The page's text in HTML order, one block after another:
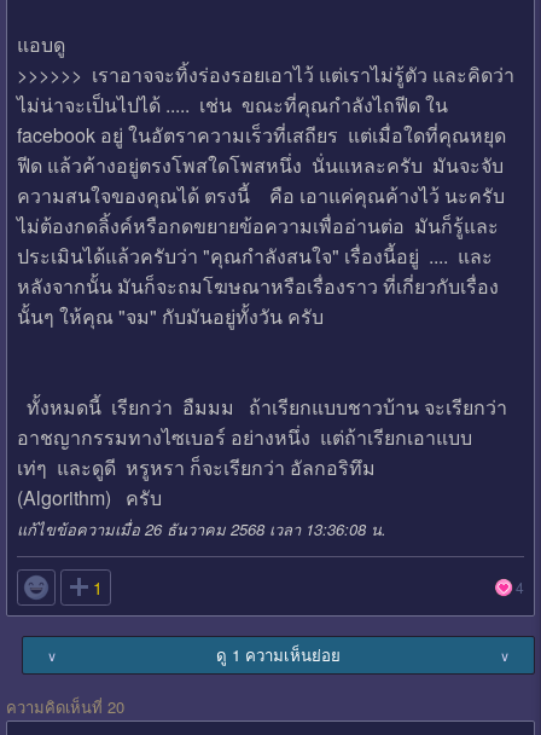
แอบดู
>>>>>> เราอาจจะทิ้งร่องรอยเอาไว้ แต่เราไม่รู้ตัว และคิดว่า
ไม่น่าจะเป็นไปได้ ..... เช่น ขณะที่คุณกำลังไถฟีด ใน
facebook อยู่ ในอัตราความเร็วที่เสถียร แต่เมื่อใดที่คุณหยุด
ฟีด แล้วค้างอยู่ตรงโพสใดโพสหนึ่ง นั่นแหละครับ มันจะจับ
ความสนใจของคุณได้ ตรงนี้ คือ เอาแค่คุณค้างไว้ นะครับ
ไม่ต้องกดลิ้งค์หรือกดขยายข้อความเพื่ออ่านต่อ มันก็รู้และ
ประเมินได้แล้วครับว่า "คุณกำลังสนใจ" เรื่องนี้อยู่ .... และ
หลังจากนั้น มันก็จะถมโฆษณาหรือเรื่องราว ที่เกี่ยวกับเรื่อง
นั้นๆ ให้คุณ "จม" กับมันอยู่ทั้งวัน ครับ
ทั้งหมดนี้ เรียกว่า อืมมม ถ้าเรียกแบบชาวบ้าน จะเรียกว่า
อาชญากรรมทางไซเบอร์ อย่างหนึ่ง แต่ถ้าเรียกเอาแบบ
เท่ๆ และดูดี หรูหรา ก็จะเรียกว่า อัลกอริทึม
(Algorithm) ครับ
แก้ไขข้อความเมื่อ 26 ธันวาคม 2568 เวลา 13:36:08 น.
 1 4
∨ ดู 1 ความเห็นย่อย ∨
ความคิดเห็นที่ 20